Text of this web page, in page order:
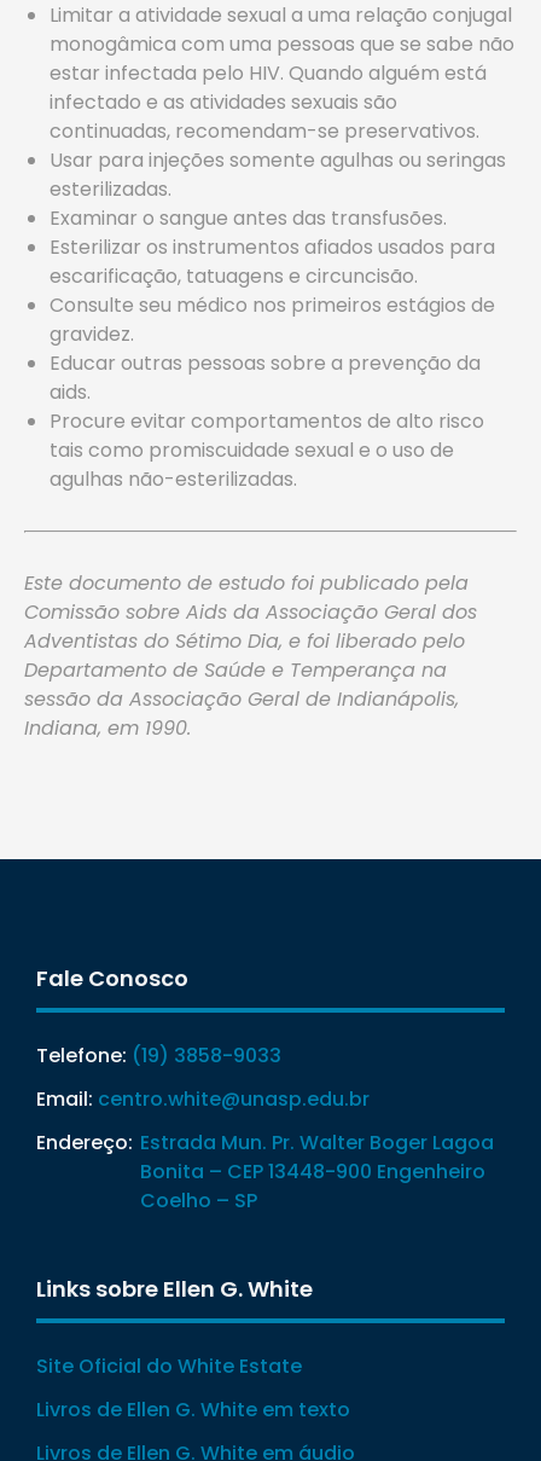
Limitar a atividade sexual a uma relação conjugal
monogâmica com uma pessoas que se sabe não
estar infectada pelo HIV. Quando alguém está
infectado e as atividades sexuais são
continuadas, recomendam-se preservativos.
Usar para injeções somente agulhas ou seringas
esterilizadas.
Examinar o sangue antes das transfusões.
Esterilizar os instrumentos afiados usados para
escarificação, tatuagens e circuncisão.
Consulte seu médico nos primeiros estágios de
gravidez.
Educar outras pessoas sobre a prevenção da
aids.
Procure evitar comportamentos de alto risco
tais como promiscuidade sexual e o uso de
agulhas não-esterilizadas.
Este documento de estudo foi publicado pela
Comissão sobre Aids da Associação Geral dos
Adventistas do Sétimo Dia, e foi liberado pelo
Departamento de Saúde e Temperança na
sessão da Associação Geral de Indianápolis,
Indiana, em 1990.
Fale Conosco
Telefone: (19) 3858-9033
Email: centro.white@unasp.edu.br
Endereço: Estrada Mun. Pr. Walter Boger Lagoa
Bonita – CEP 13448-900 Engenheiro
Coelho – SP
Links sobre Ellen G. White
Site Oficial do White Estate
Livros de Ellen G. White em texto
Livros de Ellen G. White em áudio